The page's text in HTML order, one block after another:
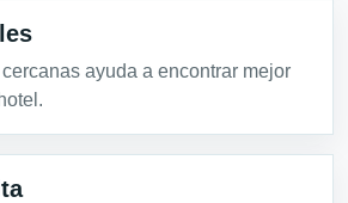
ayuda a encontrar mejor